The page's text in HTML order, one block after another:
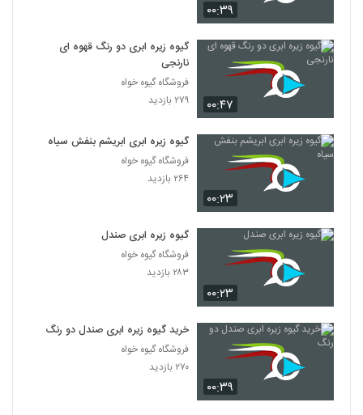
۰۰:۳۹
۰۰:۴۷
گیوه زیره ابری دو رنگ قهوه ای
نارنجی
فروشگاه گیوه خواه
۲۷۹ بازدید
۰۰:۲۳
گیوه زیره ابری ابریشم بنفش سیاه
فروشگاه گیوه خواه
۲۶۴ بازدید
۰۰:۲۳
گیوه زیره ابری صندل
فروشگاه گیوه خواه
۲۸۳ بازدید
۰۰:۳۹
خرید گیوه زیره ابری صندل دو رنگ
فروشگاه گیوه خواه
۲۷۰ بازدید